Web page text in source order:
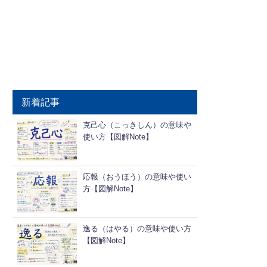
新着記事
克己心（こっきしん）の意味や
使い方【図解Note】
応報（おうほう）の意味や使い
方【図解Note】
逸る（はやる）の意味や使い方
【図解Note】